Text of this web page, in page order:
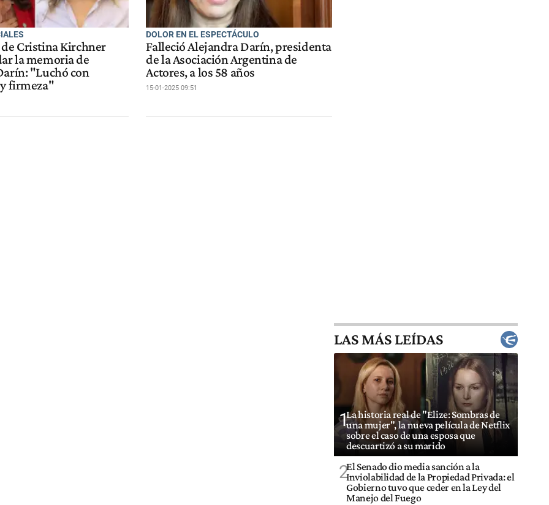
Cristina Kirchner
la memoria de
"Luchó con
firmeza"
DOLOR EN EL ESPECTÁCULO
Falleció Alejandra Darín, presidenta
de la Asociación Argentina de
Actores, a los 58 años
15-01-2025 09:51
LAS MÁS LEÍDAS
1La historia real de "Elize: Sombras de
una mujer", la nueva película de Netflix
sobre el caso de una esposa que
descuartizó a su marido
2El Senado dio media sanción a la
Inviolabilidad de la Propiedad Privada: el
Gobierno tuvo que ceder en la Ley del
Manejo del Fuego